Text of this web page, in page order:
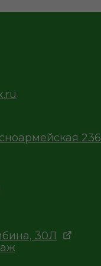
236
30Л